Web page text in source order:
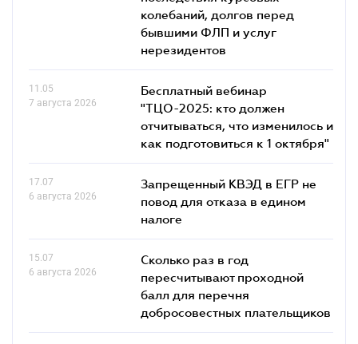
колебаний, долгов перед
бывшими ФЛП и услуг
нерезидентов
11.05
7 августа 2026
Бесплатный вебинар
"ТЦО-2025: кто должен
отчитываться, что изменилось и
как подготовиться к 1 октября"
17.07
6 августа 2026
Запрещенный КВЭД в ЕГР не
повод для отказа в едином
налоге
15.07
6 августа 2026
Сколько раз в год
пересчитывают проходной
балл для перечня
добросовестных плательщиков